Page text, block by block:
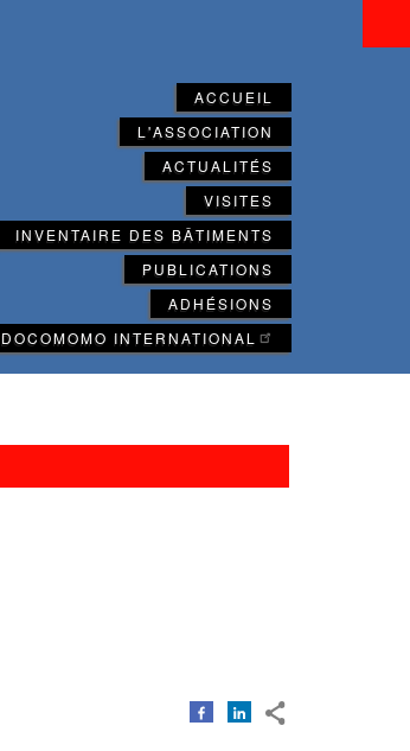
ACCUEIL
L'ASSOCIATION
ACTUALITÉS
VISITES
INVENTAIRE DES BÂTIMENTS
PUBLICATIONS
ADHÉSIONS
DOCOMOMO INTERNATIONAL